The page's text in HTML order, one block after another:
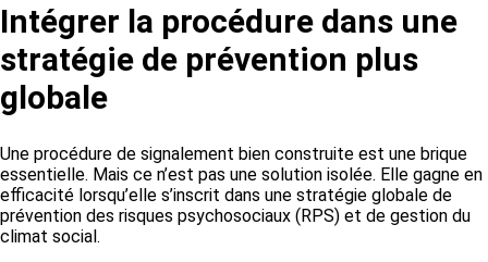
Intégrer la procédure dans une
stratégie de prévention plus
globale
Une procédure de signalement bien construite est une brique
essentielle. Mais ce n’est pas une solution isolée. Elle gagne en
efficacité lorsqu’elle s’inscrit dans une stratégie globale de
prévention des risques psychosociaux (RPS) et de gestion du
climat social.